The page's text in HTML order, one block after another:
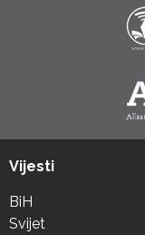
Vijesti
BiH
Svijet